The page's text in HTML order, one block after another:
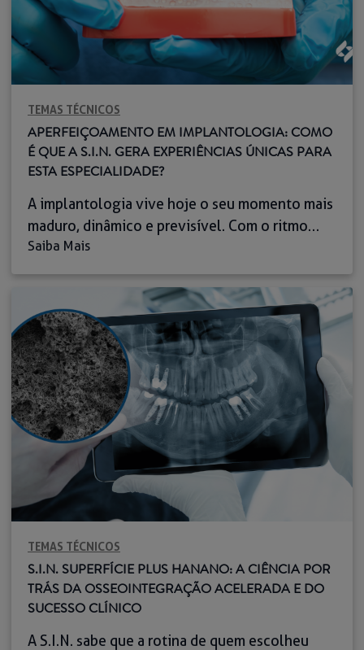
TEMAS TÉCNICOS
APERFEIÇOAMENTO EM IMPLANTOLOGIA: COMO
É QUE A S.I.N. GERA EXPERIÊNCIAS ÚNICAS PARA
ESTA ESPECIALIDADE?
A implantologia vive hoje o seu momento mais
maduro, dinâmico e previsível. Com o ritmo
acelerado das inovações científicas — desde o
a Superfície Plus —, o maior desafio do
Médico-Dentista não é apenas ter acesso aos
melhores produtos, mas sim manter-se
atualizado no seu aperfeiçoamento em
implantologia. […]
Saiba Mais
TEMAS TÉCNICOS
S.I.N. SUPERFÍCIE PLUS HANANO: A CIÊNCIA POR
TRÁS DA OSSEOINTEGRAÇÃO ACELERADA E DO
SUCESSO CLÍNICO
A S.I.N. sabe que a rotina de quem escolheu